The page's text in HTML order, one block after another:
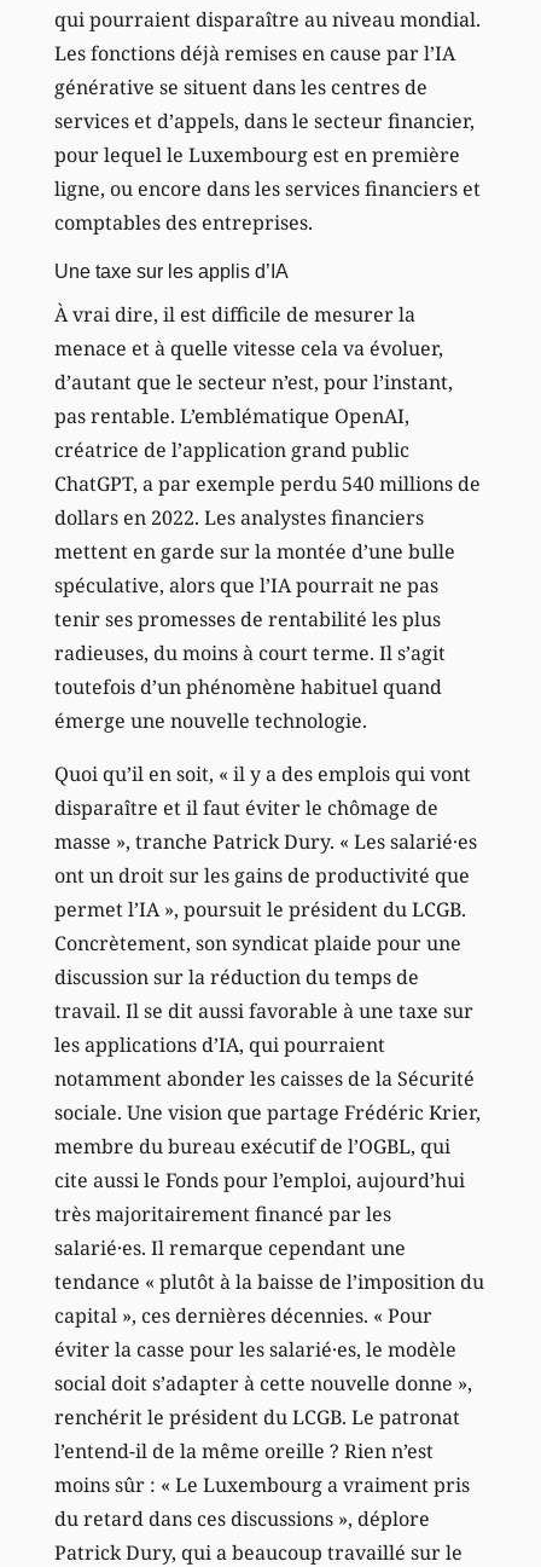
qui pourraient disparaître au niveau mondial.
Les fonctions déjà remises en cause par l’IA
générative se situent dans les centres de
services et d’appels, dans le secteur financier,
pour lequel le Luxembourg est en première
ligne, ou encore dans les services financiers et
comptables des entreprises.
Une taxe sur les applis d’IA
À vrai dire, il est difficile de mesurer la
menace et à quelle vitesse cela va évoluer,
d’autant que le secteur n’est, pour l’instant,
pas rentable. L’emblématique OpenAI,
créatrice de l’application grand public
ChatGPT, a par exemple perdu 540 millions de
dollars en 2022. Les analystes financiers
mettent en garde sur la montée d’une bulle
spéculative, alors que l’IA pourrait ne pas
tenir ses promesses de rentabilité les plus
radieuses, du moins à court terme. Il s’agit
toutefois d’un phénomène habituel quand
émerge une nouvelle technologie.
Quoi qu’il en soit, « il y a des emplois qui vont
disparaître et il faut éviter le chômage de
masse », tranche Patrick Dury. « Les salarié·es
ont un droit sur les gains de productivité que
permet l’IA », poursuit le président du LCGB.
Concrètement, son syndicat plaide pour une
discussion sur la réduction du temps de
travail. Il se dit aussi favorable à une taxe sur
les applications d’IA, qui pourraient
notamment abonder les caisses de la Sécurité
sociale. Une vision que partage Frédéric Krier,
membre du bureau exécutif de l’OGBL, qui
cite aussi le Fonds pour l’emploi, aujourd’hui
très majoritairement financé par les
salarié·es. Il remarque cependant une
tendance « plutôt à la baisse de l’imposition du
capital », ces dernières décennies. « Pour
éviter la casse pour les salarié·es, le modèle
social doit s’adapter à cette nouvelle donne »,
renchérit le président du LCGB. Le patronat
l’entend-il de la même oreille ? Rien n’est
moins sûr : « Le Luxembourg a vraiment pris
du retard dans ces discussions », déplore
Patrick Dury, qui a beaucoup travaillé sur le